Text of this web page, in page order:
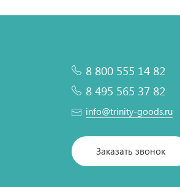
8 800 555 14 82
8 495 565 37 82
info@trinity-goods.ru
Заказать звонок